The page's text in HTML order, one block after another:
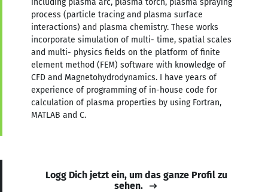
process (particle tracing and plasma surface
interactions) and plasma chemistry. These works
incorporate simulation of multi- time, spatial scales
and multi- physics fields on the platform of finite
element method (FEM) software with knowledge of
CFD and Magnetohydrodynamics. I have years of
experience of programming of in-house code for
calculation of plasma properties by using Fortran,
MATLAB and C.
Logg Dich jetzt ein, um das ganze Profil zu
sehen.